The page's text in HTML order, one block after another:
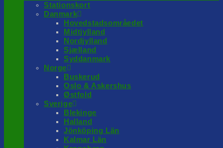
Stationskort
Danmark
Hovedstadsområedet
Midtjylland
Nordjylland
Sjælland
Syddanmark
Norge
Buskerud
Oslo & Askershus
Østfold
Sverige
Blekinge
Halland
Jönköping Län
Kalmar Län